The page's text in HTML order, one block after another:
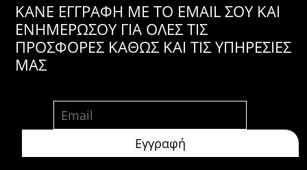
KANE ΕΓΓΡΑΦΗ ΜΕ ΤΟ EMAIL ΣΟΥ ΚΑΙ
ΕΝΗΜΕΡΩΣΟΥ ΓΙΑ ΟΛΕΣ ΤΙΣ
ΠΡΟΣΦΟΡΕΣ ΚΑΘΩΣ ΚΑΙ ΤΙΣ ΥΠΗΡΕΣΙΕΣ
ΜΑΣ